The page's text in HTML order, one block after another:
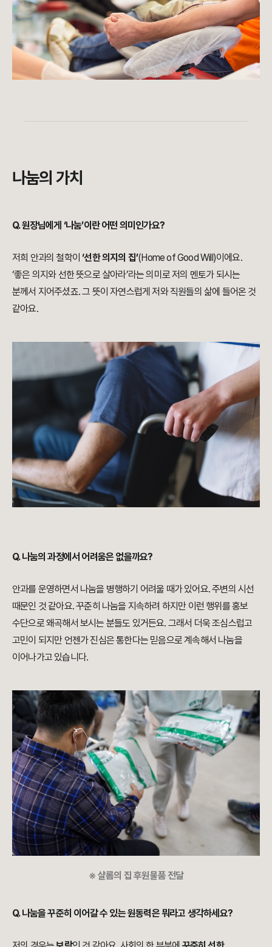
나눔의 가치
Q. 원장님에게 ‘나눔’이란 어떤 의미인가요?
저희 안과의 철학이‘선한 의지의 집’(Home of Good Will)이에요.
‘좋은 의지와 선한 뜻으로 살아라’라는 의미로 저의 멘토가 되시는
분께서 지어주셨죠. 그 뜻이 자연스럽게 저와 직원들의 삶에 들어온 것
같아요.
Q. 나눔의 과정에서 어려움은 없을까요?
안과를 운영하면서 나눔을 병행하기 어려울 때가 있어요. 주변의 시선
때문인 것 같아요. 꾸준히 나눔을 지속하려 하지만 이런 행위를 홍보
수단으로 왜곡해서 보시는 분들도 있거든요. 그래서 더욱 조심스럽고
고민이 되지만 언젠가 진심은 통한다는 믿음으로 계속해서 나눔을
이어나가고 있습니다.
※ 샬롬의 집 후원물품 전달
Q. 나눔을 꾸준히 이어갈 수 있는 원동력은 뭐라고 생각하세요?